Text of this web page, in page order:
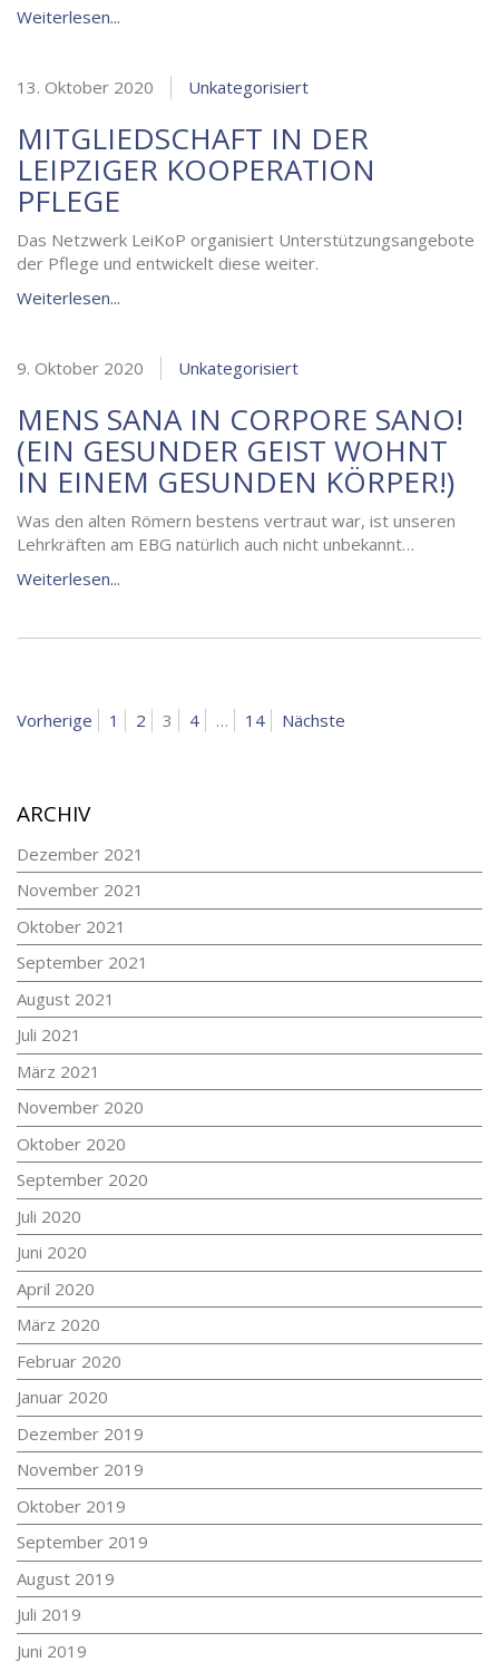
Weiterlesen...
13. Oktober 2020 Unkategorisiert
MITGLIEDSCHAFT IN DER
LEIPZIGER KOOPERATION
PFLEGE
Das Netzwerk LeiKoP organisiert Unterstützungsangebote
der Pflege und entwickelt diese weiter.
Weiterlesen...
9. Oktober 2020 Unkategorisiert
MENS SANA IN CORPORE SANO!
(EIN GESUNDER GEIST WOHNT
IN EINEM GESUNDEN KÖRPER!)
Was den alten Römern bestens vertraut war, ist unseren
Lehrkräften am EBG natürlich auch nicht unbekannt…
Weiterlesen...
BEITRAGSNAVIGATION
Vorherige Seite
1 Seite
2 Seite
3 Seite
4 … Seite
14 Nächste
ARCHIV
Dezember 2021
November 2021
Oktober 2021
September 2021
August 2021
Juli 2021
März 2021
November 2020
Oktober 2020
September 2020
Juli 2020
Juni 2020
April 2020
März 2020
Februar 2020
Januar 2020
Dezember 2019
November 2019
Oktober 2019
September 2019
August 2019
Juli 2019
Juni 2019